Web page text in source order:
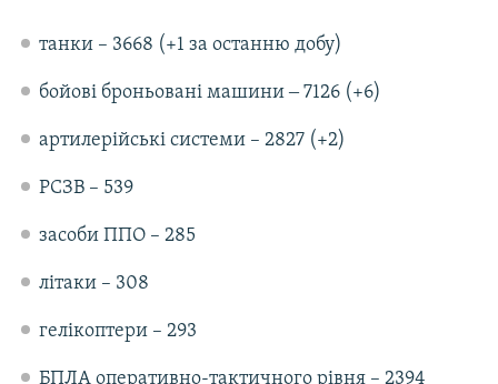
танки – 3668 (+1 за останню добу)
бойові броньовані машини ‒ 7126 (+6)
артилерійські системи – 2827 (+2)
РСЗВ – 539
засоби ППО – 285
літаки – 308
гелікоптери – 293
БПЛА оперативно-тактичного рівня – 2394